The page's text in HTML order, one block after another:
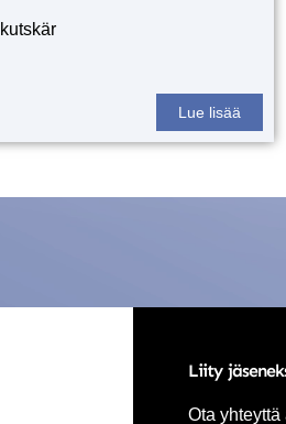
Lue lisää
Liity
Ota